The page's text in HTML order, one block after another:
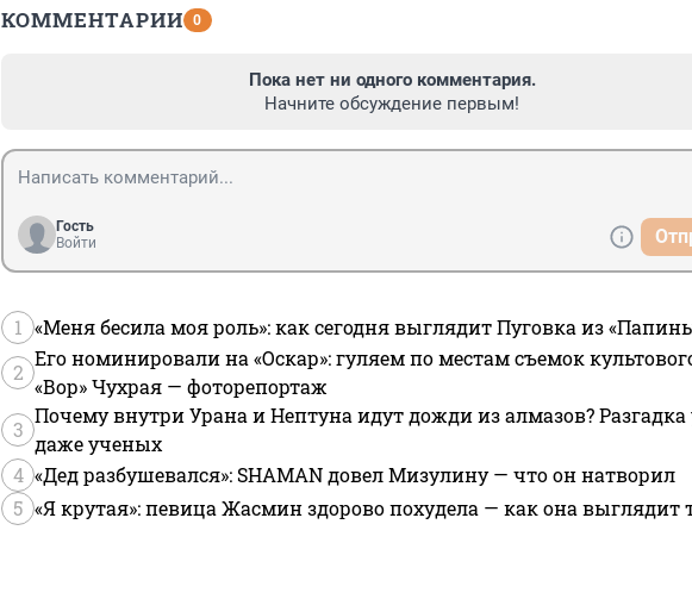
КОММЕНТАРИИ 0
Пока нет ни одного комментария.
Начните обсуждение первым!
Гость
Войти
1 «Меня бесила моя роль»: как сегодня выглядит Пуговка из
2
Его номинировали на «Оскар»: гуляем по местам съемок
«Вор» Чухрая — фоторепортаж
3
Почему внутри Урана и Нептуна идут дожди из алмазов?
даже ученых
4 «Дед разбушевался»: SHAMAN довел Мизулину — что он натворил
5 «Я крутая»: певица Жасмин здорово похудела — как она выглядит